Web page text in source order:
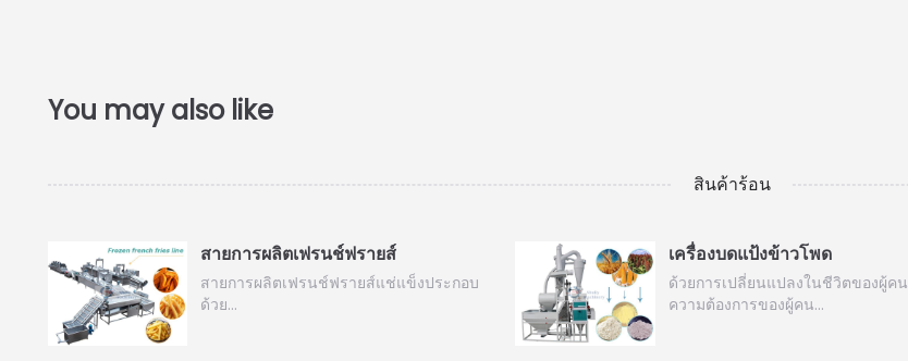
สินค้าร้อน
สายการผลิตเฟรนช์ฟรายส์
สายการผลิตเฟรนช์ฟรายส์แช่แข็งประกอบ
ด้วย…
เครื่องบดแป้งข้าวโพด
ด้วยการเปลี่ยนแปลงในชีวิตของผู้คน
ความต้องการของผู้คน…